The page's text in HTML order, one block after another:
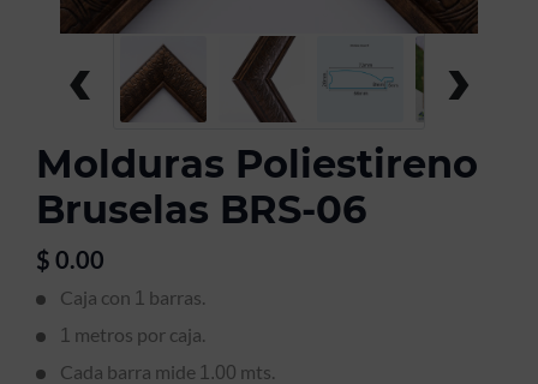
‹ ›
Molduras Poliestireno
Bruselas BRS-06
$ 0.00
Caja con 1 barras.
1 metros por caja.
Cada barra mide 1.00 mts.